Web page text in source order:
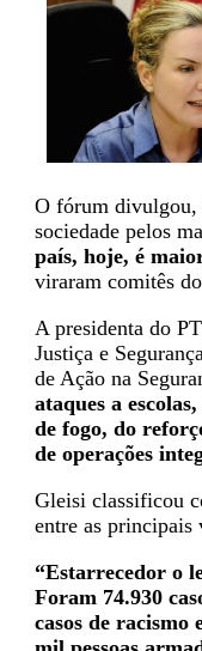
O fórum divulgou,
sociedade pelos
país, hoje, é
viraram comitês
A presidenta do
Justiça e
de Ação na
ataques a
de fogo, do
de operações
Gleisi classificou
entre as principais
“Estarrecedor o
Foram 74.930
casos de racismo